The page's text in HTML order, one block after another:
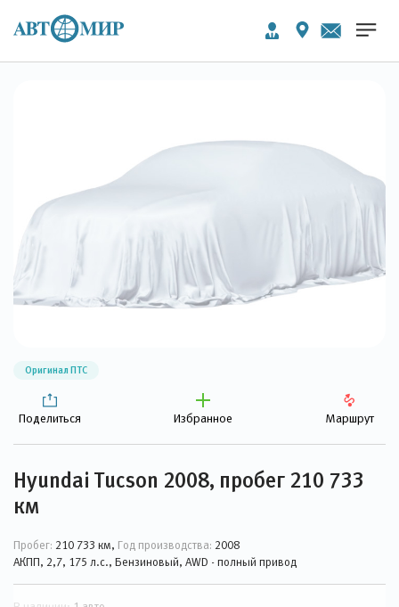
Оригинал ПТС
Поделиться Избранное Маршрут
Hyundai Tucson 2008, пробег 210 733
км
Пробег: 210 733 км, Год производства: 2008
АКПП, 2,7, 175 л.с., Бензиновый, AWD - полный привод